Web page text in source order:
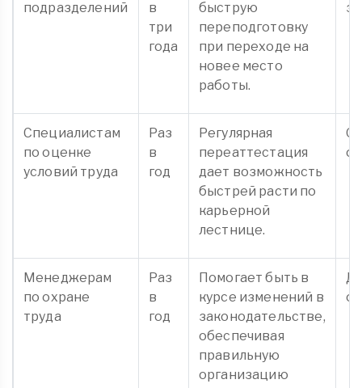
подразделений
в
три
года
быструю
переподготовку
при переходе на
новее место
работы.
Специалистам
по оценке
условий труда
Раз
в
год
Регулярная
переаттестация
дает возможность
быстрей расти по
карьерной
лестнице.
Менеджерам
по охране
труда
Раз
в
год
Помогает быть в
курсе изменений в
законодательстве,
обеспечивая
правильную
организацию